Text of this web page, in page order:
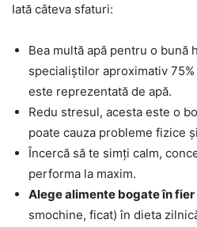
Iată câteva sfaturi:
Bea multă apă pentru o bună
specialiștilor aproximativ
este reprezentată de apă.
Redu stresul, acesta este o
poate cauza probleme fizice
Încercă să te simți calm,
performa la maxim.
Alege alimente bogate în fier
smochine, ficat) în dieta